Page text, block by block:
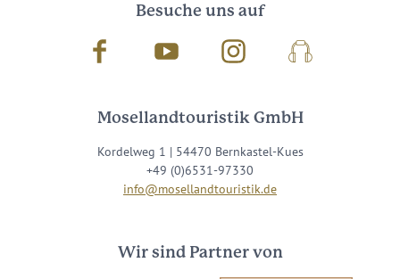
Besuche uns auf
Facebook Youtube InstagramPodcast
Mosellandtouristik GmbH
Kordelweg 1 | 54470 Bernkastel-Kues
+49 (0)6531-97330
info@mosellandtouristik.de
Wir sind Partner von